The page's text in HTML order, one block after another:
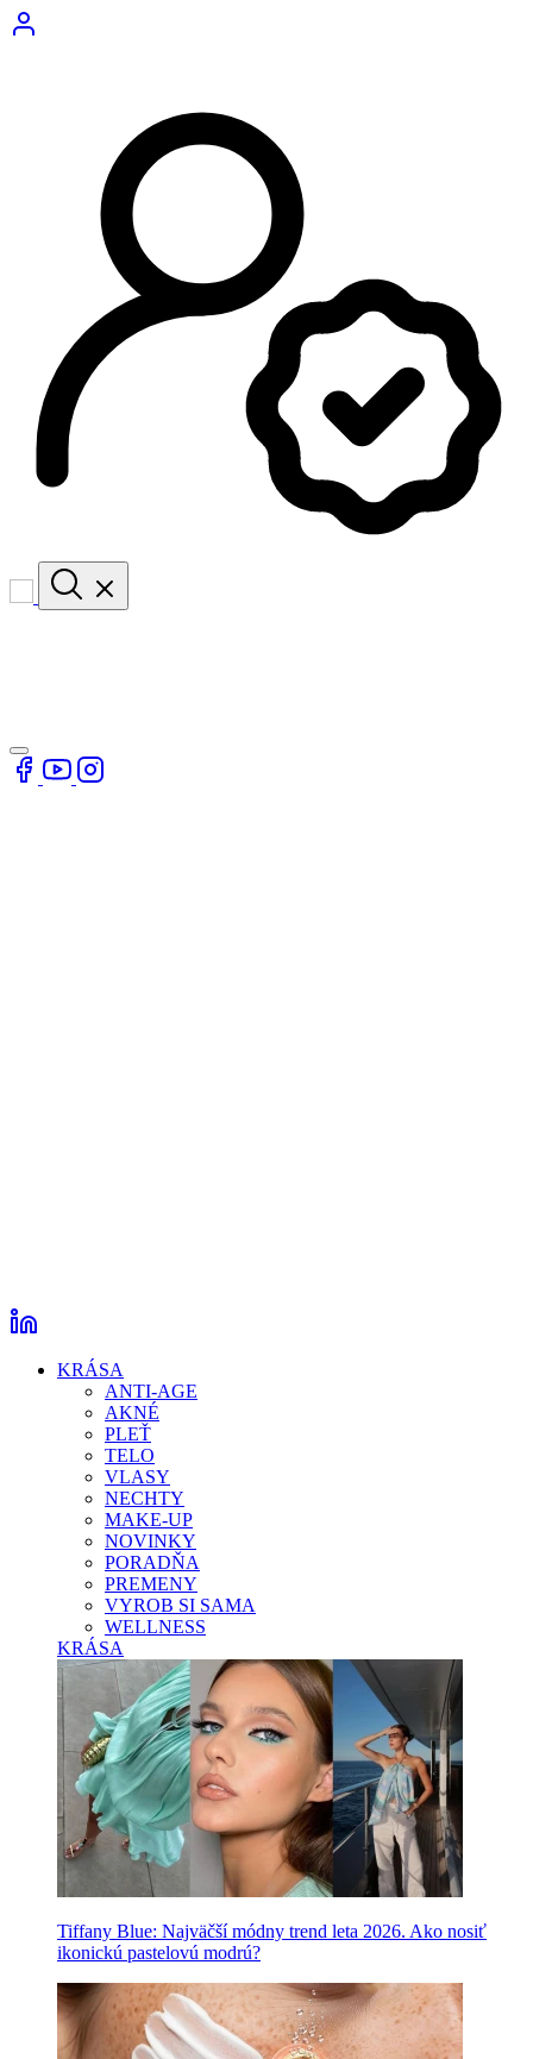
KRÁSA
ANTI-AGE
AKNÉ
PLEŤ
TELO
VLASY
NECHTY
MAKE-UP
NOVINKY
PORADŇA
PREMENY
VYROB SI SAMA
WELLNESS
KRÁSA
Tiffany Blue: Najväčší módny trend leta 2026. Ako nosiť
ikonickú pastelovú modrú?